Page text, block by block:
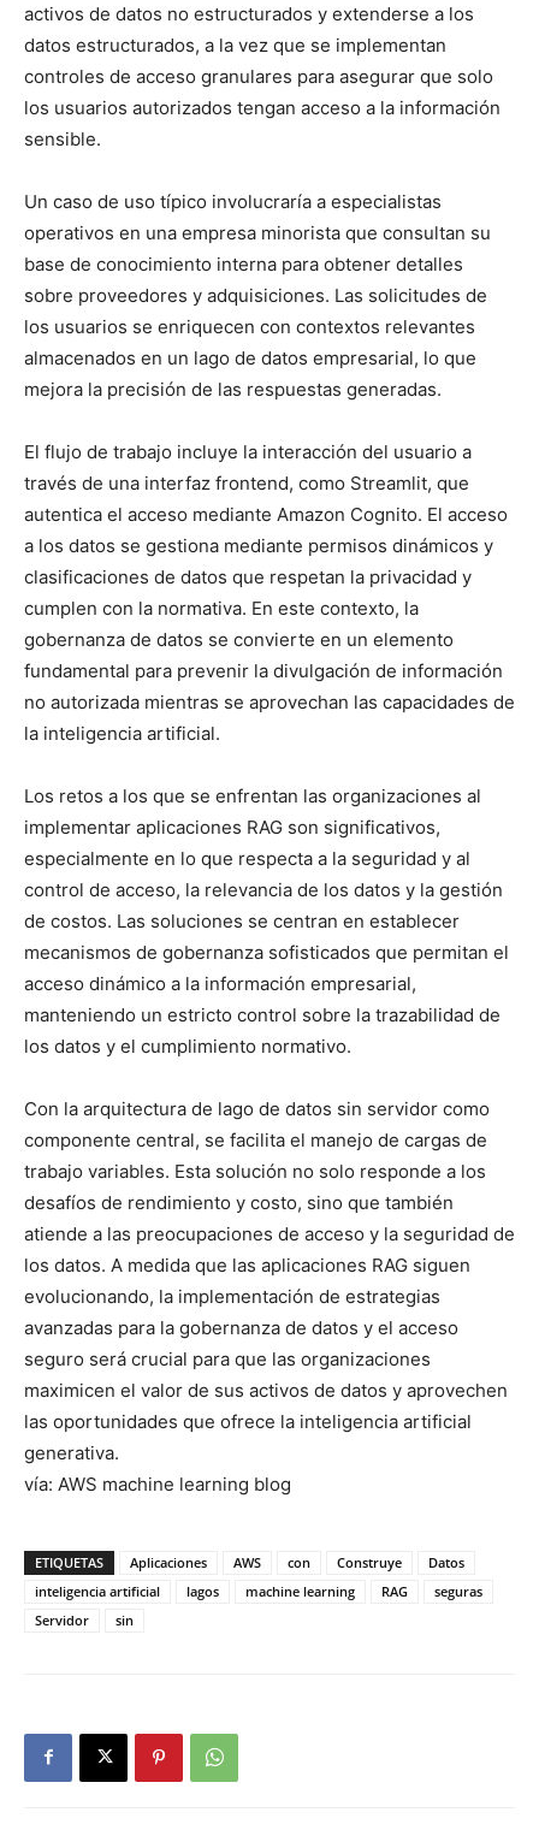
activos de datos no estructurados y extenderse a los
datos estructurados, a la vez que se implementan
controles de acceso granulares para asegurar que solo
los usuarios autorizados tengan acceso a la información
sensible.
Un caso de uso típico involucraría a especialistas
operativos en una empresa minorista que consultan su
base de conocimiento interna para obtener detalles
sobre proveedores y adquisiciones. Las solicitudes de
los usuarios se enriquecen con contextos relevantes
almacenados en un lago de datos empresarial, lo que
mejora la precisión de las respuestas generadas.
El flujo de trabajo incluye la interacción del usuario a
través de una interfaz frontend, como Streamlit, que
autentica el acceso mediante Amazon Cognito. El acceso
a los datos se gestiona mediante permisos dinámicos y
clasificaciones de datos que respetan la privacidad y
cumplen con la normativa. En este contexto, la
gobernanza de datos se convierte en un elemento
fundamental para prevenir la divulgación de información
no autorizada mientras se aprovechan las capacidades de
la inteligencia artificial.
Los retos a los que se enfrentan las organizaciones al
implementar aplicaciones RAG son significativos,
especialmente en lo que respecta a la seguridad y al
control de acceso, la relevancia de los datos y la gestión
de costos. Las soluciones se centran en establecer
mecanismos de gobernanza sofisticados que permitan el
acceso dinámico a la información empresarial,
manteniendo un estricto control sobre la trazabilidad de
los datos y el cumplimiento normativo.
Con la arquitectura de lago de datos sin servidor como
componente central, se facilita el manejo de cargas de
trabajo variables. Esta solución no solo responde a los
desafíos de rendimiento y costo, sino que también
atiende a las preocupaciones de acceso y la seguridad de
los datos. A medida que las aplicaciones RAG siguen
evolucionando, la implementación de estrategias
avanzadas para la gobernanza de datos y el acceso
seguro será crucial para que las organizaciones
maximicen el valor de sus activos de datos y aprovechen
las oportunidades que ofrece la inteligencia artificial
generativa.
vía: AWS machine learning blog
ETIQUETAS Aplicaciones AWS con Construye
Datos
inteligencia artificial
lagos machine learning RAG
seguras
Servidor
sin